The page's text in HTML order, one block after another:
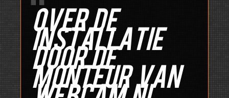
Over de
installatie
door de
monteur van